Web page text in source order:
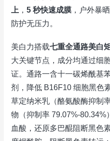
上 ， 5 秒快速成膜 ，户外暴
防护无压力。
美白力搭载七重全通路美白
大关键节点，成分均通过细
证。通路一含十一碳烯酰基
剂，降低 B16F10 细胞黑色
草定纳米乳（酪氨酸酶抑制
物（抑制率 79.07%-80.34%
血酸，还原多巴醌阻断黑色